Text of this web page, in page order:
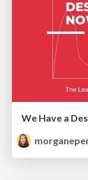
We Have a